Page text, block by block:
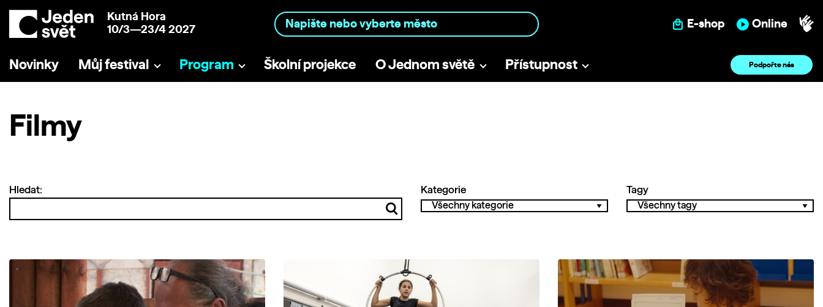
Kutná Hora
10/3—23/4 2027
E-shop Online
Novinky Můj festival Program Školní projekce O Jednom světě Přístupnost Podpořte nás
Filmy
Hledat: Kategorie Tagy